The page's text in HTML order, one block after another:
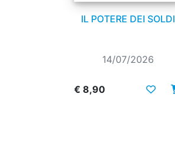
IL POTERE DEI SOLDI
14/07/2026
€ 8,90